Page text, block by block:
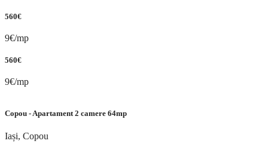
560€
9€/mp
560€
9€/mp
Copou - Apartament 2 camere 64mp
Iași, Copou